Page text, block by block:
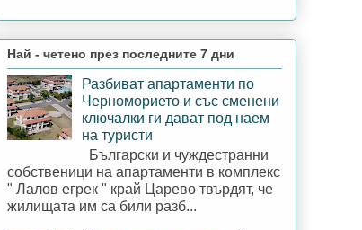
Най - четено през последните 7 дни
Разбиват апартаменти по
Черноморието и със сменени
ключалки ги дават под наем
на туристи
Български и чуждестранни
собственици на апартаменти в комплекс
" Лалов егрек " край Царево твърдят, че
жилищата им са били разб...